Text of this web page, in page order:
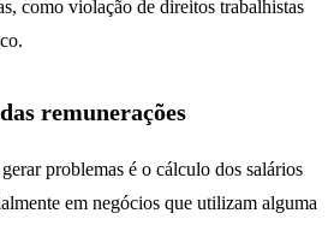
como violação de direitos trabalhistas
remunerações
problemas é o cálculo dos salários
em negócios que utilizam alguma